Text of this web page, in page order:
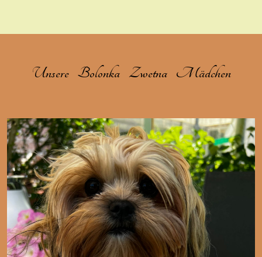
Unsere Bolonka Zwetna Mädchen